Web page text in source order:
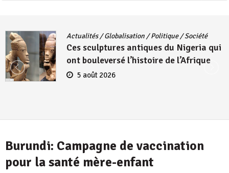
Actualités/Globalisation /Politique/Société
Ces sculptures antiques du Nigeria qui
ont bouleversé l’histoire de l’Afrique
5 août 2026
Burundi: Campagne de vaccination
pour la santé mère-enfant